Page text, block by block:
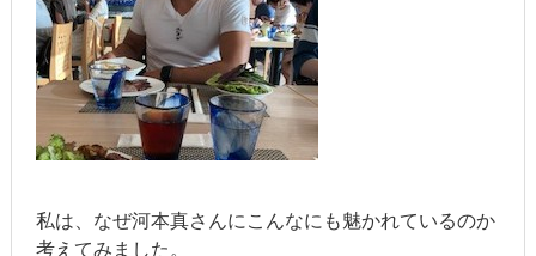
私は、なぜ河本真さんにこんなにも魅かれているのか
考えてみました。